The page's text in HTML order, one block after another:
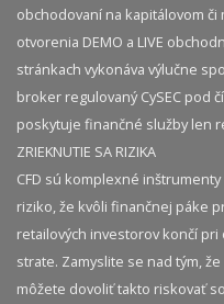
obchodovaní na kapitálovom
otvorenia DEMO a LIVE
stránkach vykonáva výlučne
broker regulovaný CySEC pod
poskytuje finančné služby len
ZRIEKNUTIE SA RIZIKA
CFD sú komplexné
riziko, že kvôli finančnej páke
retailových investorov končí
strate. Zamyslite se nad tým,
môžete dovoliť takto riskovať